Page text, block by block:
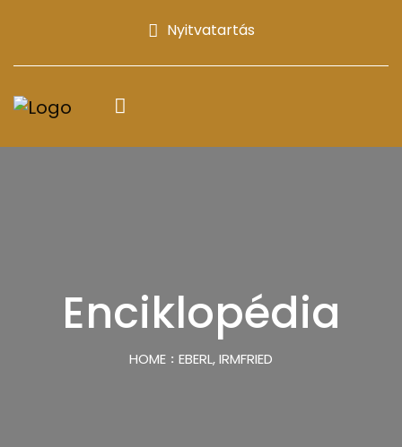
Nyitvatartás
Enciklopédia
HOME EBERL, IRMFRIED